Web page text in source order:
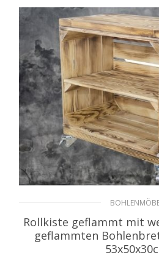
Rollkiste geflammt mit
geflammten